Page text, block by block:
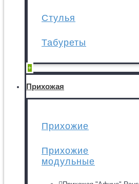
Стулья
Табуреты
+
Прихожая
Прихожие
Прихожие
модульные